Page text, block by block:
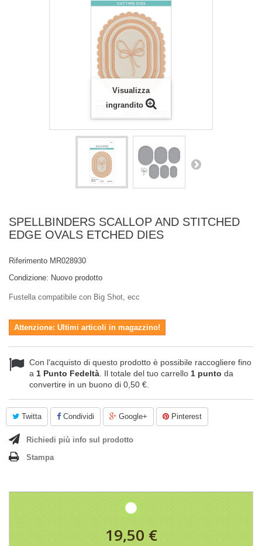
Visualizza
ingrandito
SPELLBINDERS SCALLOP AND STITCHED
EDGE OVALS ETCHED DIES
Riferimento MR028930
Condizione: Nuovo prodotto
Fustella compatibile con Big Shot, ecc
Attenzione: Ultimi articoli in magazzino!
Con l'acquisto di questo prodotto è possibile raccogliere fino
a 1 Punto Fedeltà . Il totale del tuo carrello 1 punto da
convertire in un buono di 0,50 €
Twitta Condividi Google+ Pinterest
Richiedi più info sul prodotto
Stampa
19,50 €